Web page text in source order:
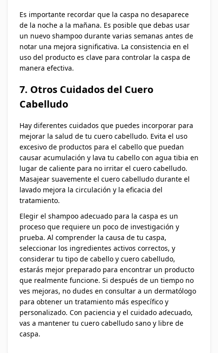
Es importante recordar que la caspa no desaparece
de la noche a la mañana. Es posible que debas usar
un nuevo shampoo durante varias semanas antes de
notar una mejora significativa. La consistencia en el
uso del producto es clave para controlar la caspa de
manera efectiva.
7. Otros Cuidados del Cuero
Cabelludo
Hay diferentes cuidados que puedes incorporar para
mejorar la salud de tu cuero cabelludo. Evita el uso
excesivo de productos para el cabello que puedan
causar acumulación y lava tu cabello con agua tibia en
lugar de caliente para no irritar el cuero cabelludo.
Masajear suavemente el cuero cabelludo durante el
lavado mejora la circulación y la eficacia del
tratamiento.
Elegir el shampoo adecuado para la caspa es un
proceso que requiere un poco de investigación y
prueba. Al comprender la causa de tu caspa,
seleccionar los ingredientes activos correctos, y
considerar tu tipo de cabello y cuero cabelludo,
estarás mejor preparado para encontrar un producto
que realmente funcione. Si después de un tiempo no
ves mejoras, no dudes en consultar a un dermatólogo
para obtener un tratamiento más específico y
personalizado. Con paciencia y el cuidado adecuado,
vas a mantener tu cuero cabelludo sano y libre de
caspa.